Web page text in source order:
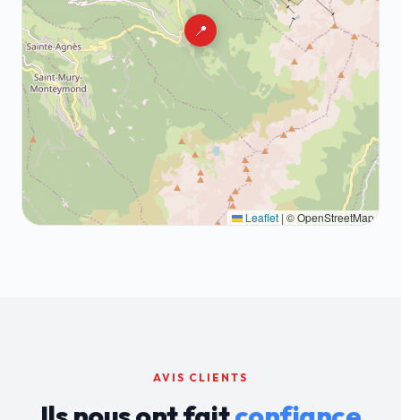
📍
Leaflet | © OpenStreetMap
AVIS CLIENTS